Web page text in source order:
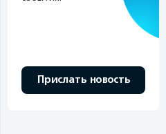
Прислать новость